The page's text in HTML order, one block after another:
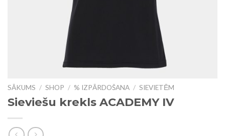
SĀKUMS / SHOP / % IZPĀRDOŠANA / SIEVIETĒM
Sieviešu krekls ACADEMY IV